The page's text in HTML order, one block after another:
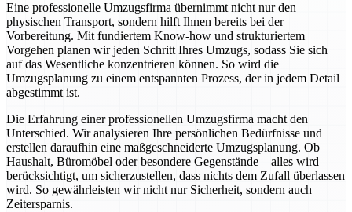
Eine professionelle Umzugsfirma übernimmt nicht nur den
physischen Transport, sondern hilft Ihnen bereits bei der
Vorbereitung. Mit fundiertem Know-how und strukturiertem
Vorgehen planen wir jeden Schritt Ihres Umzugs, sodass Sie sich
auf das Wesentliche konzentrieren können. So wird die
Umzugsplanung zu einem entspannten Prozess, der in jedem Detail
abgestimmt ist.
Die Erfahrung einer professionellen Umzugsfirma macht den
Unterschied. Wir analysieren Ihre persönlichen Bedürfnisse und
erstellen daraufhin eine maßgeschneiderte Umzugsplanung. Ob
Haushalt, Büromöbel oder besondere Gegenstände – alles wird
berücksichtigt, um sicherzustellen, dass nichts dem Zufall überlassen
wird. So gewährleisten wir nicht nur Sicherheit, sondern auch
Zeitersparnis.